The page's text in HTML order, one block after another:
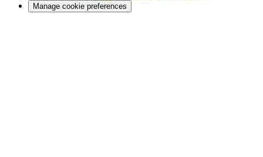
Manage cookie preferences